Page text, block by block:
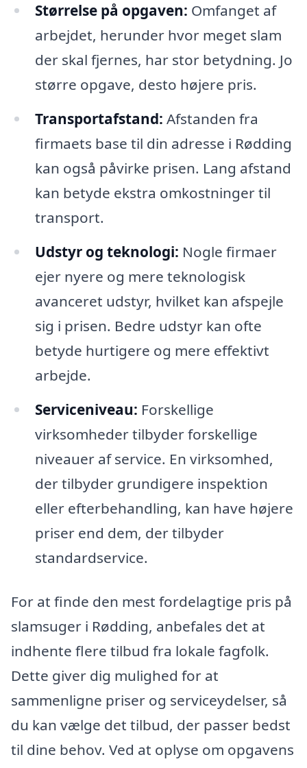
Størrelse på opgaven: Omfanget af
arbejdet, herunder hvor meget slam
der skal fjernes, har stor betydning. Jo
større opgave, desto højere pris.
Transportafstand: Afstanden fra
firmaets base til din adresse i Rødding
kan også påvirke prisen. Lang afstand
kan betyde ekstra omkostninger til
transport.
Udstyr og teknologi: Nogle firmaer
ejer nyere og mere teknologisk
avanceret udstyr, hvilket kan afspejle
sig i prisen. Bedre udstyr kan ofte
betyde hurtigere og mere effektivt
arbejde.
Serviceniveau: Forskellige
virksomheder tilbyder forskellige
niveauer af service. En virksomhed,
der tilbyder grundigere inspektion
eller efterbehandling, kan have højere
priser end dem, der tilbyder
standardservice.
For at finde den mest fordelagtige pris på
slamsuger i Rødding, anbefales det at
indhente flere tilbud fra lokale fagfolk.
Dette giver dig mulighed for at
sammenligne priser og serviceydelser, så
du kan vælge det tilbud, der passer bedst
til dine behov. Ved at oplyse om opgavens